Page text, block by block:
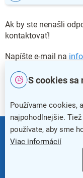
S cookies sa
Používame cookies,
najpohodlnejšie.
používate, aby sme
Viac informácií
Ak by ste nenašli
kontaktovať!
Napíšte e-mail na
poradíme–⁠ od
služieb. Skrátka
najrýchlejší. :-)
0800